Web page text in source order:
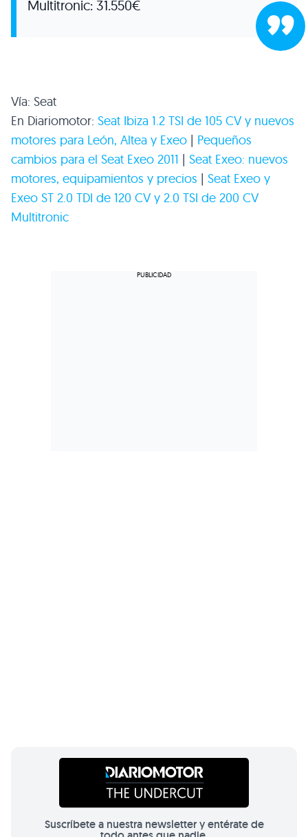
Multitronic: 31.550€
Vía: Seat
En Diariomotor: Seat Ibiza 1.2 TSI de 105 CV y nuevos
motores para León, Altea y Exeo | Pequeños
cambios para el Seat Exeo 2011 | Seat Exeo: nuevos
motores, equipamientos y precios | Seat Exeo y
Exeo ST 2.0 TDI de 120 CV y 2.0 TSI de 200 CV
Multitronic
Suscríbete a nuestra newsletter y entérate de